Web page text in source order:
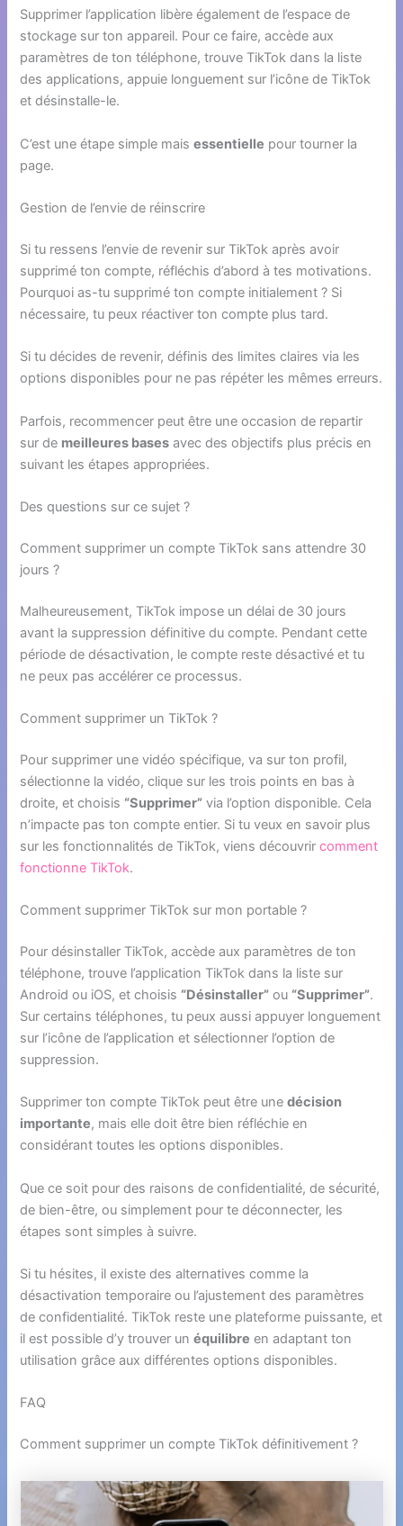
Supprimer l’application libère également de l’espace de
stockage sur ton appareil. Pour ce faire, accède aux
paramètres de ton téléphone, trouve TikTok dans la liste
des applications, appuie longuement sur l’icône de TikTok
et désinstalle-le.
C’est une étape simple maisessentielle pour tourner la
page.
Gestion de l’envie de réinscrire
Si tu ressens l’envie de revenir sur TikTok après avoir
supprimé ton compte, réfléchis d’abord à tes motivations.
Pourquoi as-tu supprimé ton compte initialement ? Si
nécessaire, tu peux réactiver ton compte plus tard.
Si tu décides de revenir, définis des limites claires via les
options disponibles pour ne pas répéter les mêmes erreurs.
Parfois, recommencer peut être une occasion de repartir
sur de meilleures bases avec des objectifs plus précis en
suivant les étapes appropriées.
Des questions sur ce sujet ?
Comment supprimer un compte TikTok sans attendre 30
jours ?
Malheureusement, TikTok impose un délai de 30 jours
avant la suppression définitive du compte. Pendant cette
période de désactivation, le compte reste désactivé et tu
ne peux pas accélérer ce processus.
Comment supprimer un TikTok ?
Pour supprimer une vidéo spécifique, va sur ton profil,
sélectionne la vidéo, clique sur les trois points en bas à
droite, et choisis “Supprimer” via l’option disponible. Cela
n’impacte pas ton compte entier. Si tu veux en savoir plus
sur les fonctionnalités de TikTok, viens découvrircomment
fonctionne TikTok.
Comment supprimer TikTok sur mon portable ?
Pour désinstaller TikTok, accède aux paramètres de ton
téléphone, trouve l’application TikTok dans la liste sur
Android ou iOS, et choisis “Désinstaller” ou “Supprimer”.
Sur certains téléphones, tu peux aussi appuyer longuement
sur l’icône de l’application et sélectionner l’option de
suppression.
Supprimer ton compte TikTok peut être unedécision
importante, mais elle doit être bien réfléchie en
considérant toutes les options disponibles.
Que ce soit pour des raisons de confidentialité, de sécurité,
de bien-être, ou simplement pour te déconnecter, les
étapes sont simples à suivre.
Si tu hésites, il existe des alternatives comme la
désactivation temporaire ou l’ajustement des paramètres
de confidentialité. TikTok reste une plateforme puissante, et
il est possible d’y trouver unéquilibre en adaptant ton
utilisation grâce aux différentes options disponibles.
FAQ
Comment supprimer un compte TikTok définitivement ?